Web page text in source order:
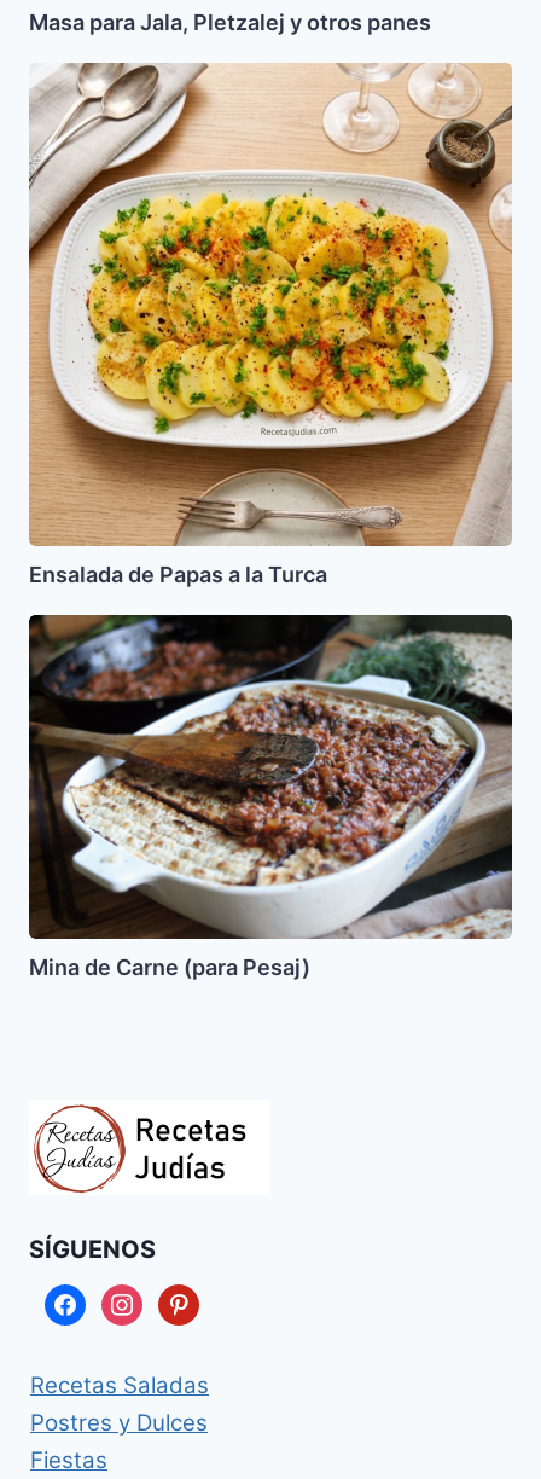
Masa para Jala, Pletzalej y otros panes
Ensalada
de
Papas
a
la
Turca
Ensalada de Papas a la Turca
Mina
de
Carne
(para
Pesaj)
Mina de Carne (para Pesaj)
SÍGUENOS
facebookinstagrampinterest
Recetas Saladas
Postres y Dulces
Fiestas